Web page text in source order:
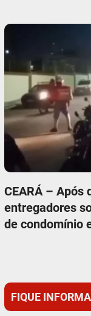
CEARÁ – Após
entregadores
de condomínio
FIQUE